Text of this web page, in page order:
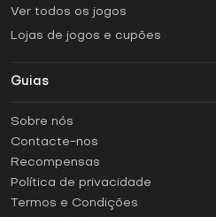
Ver todos os jogos
Lojas de jogos e cupões
Guias
Como ativar uma CD Key Steam?
Como ativar uma CD Key Epic
Como ativar uma CD Key GOG?
Sobre nós
Contacte-nos
Recompensas
Política de privacidade
Termos e Condições